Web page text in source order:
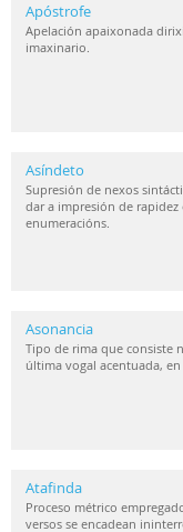
Apóstrofe
Apelación apaixonada
imaxinario.
Asíndeto
Supresión de nexos
dar a impresión de rapidez
enumeracións.
Asonancia
Tipo de rima que consiste
última vogal acentuada,
Atafinda
Proceso métrico
versos se encadean